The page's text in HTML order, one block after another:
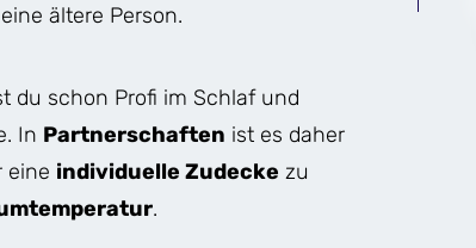
ältere Person.
du schon Profi im Schlaf und
In Partnerschaften ist es daher
eine individuelle Zudecke zu
.